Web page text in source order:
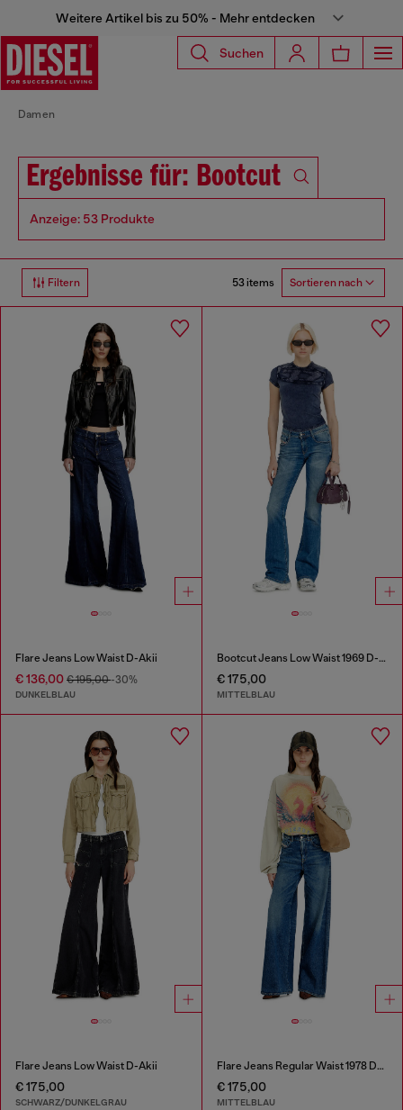
Weitere Artikel bis zu 50% - Mehr entdecken
Suchen
Damen
Ergebnisse für: Bootcut
Anzeige: 53 Produkte
Filtern 53 items Sortieren nach
Flare Jeans Low Waist D-Akii
€ 136,00 € 195,00-30%
DUNKELBLAU
Bootcut Jeans Low Waist 1969 D-Ebbey
€ 175,00
MITTELBLAU
Flare Jeans Low Waist D-Akii
€ 175,00
SCHWARZ/DUNKELGRAU
Flare Jeans Regular Waist 1978 D-Akemi
€ 175,00
MITTELBLAU